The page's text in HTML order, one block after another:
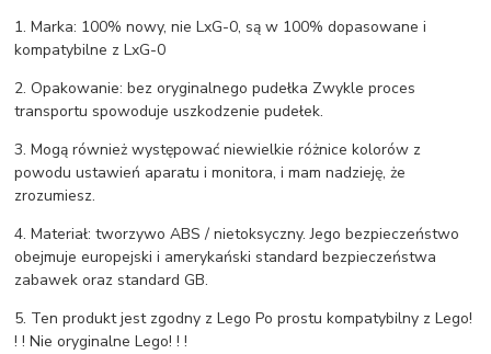
1. Marka: 100% nowy, nie LxG-0, są w 100% dopasowane i
kompatybilne z LxG-0
2. Opakowanie: bez oryginalnego pudełka Zwykle proces
transportu spowoduje uszkodzenie pudełek.
3. Mogą również występować niewielkie różnice kolorów z
powodu ustawień aparatu i monitora, i mam nadzieję, że
zrozumiesz.
4. Materiał: tworzywo ABS / nietoksyczny. Jego bezpieczeństwo
obejmuje europejski i amerykański standard bezpieczeństwa
zabawek oraz standard GB.
5. Ten produkt jest zgodny z Lego Po prostu kompatybilny z Lego!
! ! Nie oryginalne Lego! ! !